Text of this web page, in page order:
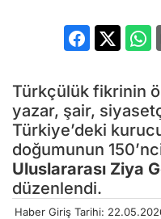
Türkçülük fikrinin
yazar, şair,
Türkiye’deki
doğumunun
Uluslararası Ziya
düzenlendi.
Haber Giriş Tarihi: